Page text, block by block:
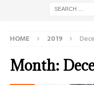
HOME 2019
Month: